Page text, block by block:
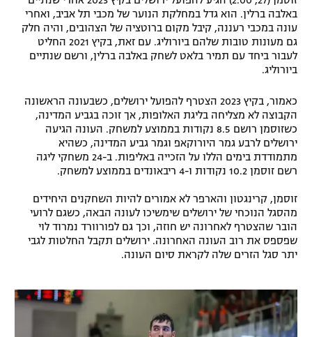
מדיניות פרטיות
תקנון פעילות ספורט 1
רשיון להקרנה פומבית לבית עסק
הצטרפות לחבילת הערוצים
לוח דרושים – ג'ובנט
תגיות
המגזין
אומנויות לחימה
באלבה ברלין. הוא גדל במחלקת הנוער של מכבי תל אביב, ואחרי
עונה במכבי רעננה, קיבל מקום ברוטציה של הצהובים, והיה חלק
גם מעונות טובות שלהם ביורוליג. עם זאת, בקיץ 2021 החליט
לעבור ביחד עם תמיר בלאט לשחק באלבה ברלין, ורשם שנתיים
ביורוליג.
כאמור, בקיץ 2023 הצטרף להפועל ירושלים, כשבעונה הראשונה
הקבוצה לא מצליחה בליגת האלופות, אך זוכה בגביע המדינה,
כשזוסמן רושם 8.5 נקודות בממוצע למשחק. העונה הגיעה
ירושלים לרבע גמר היורוקאפ וגמר גביע המדינה, כשהיא
מתמודדת בימים הללו על הזכייה באליפות. ב-24 משחקי ליגה
רשם זוסמן 10.2 נקודות ו-4 ריבאונדים בממוצע למשחק.
זוסמן, קרינגטון והארפר לא אמורים להיות השחקנים היחידים
מהסגל הנוכחי של ירושלים שימשיכו לעונה הבאה, כשגם לרועי
הובר שהצטרף לאחרונה יש חוזה, וכך גם לפורוורד נמרוד לוי
שפספס את רוב העונה האחרונה. ירושלים תקבל החלטות לגבי
יתר סגל הזרים שלה לקראת סיום העונה.